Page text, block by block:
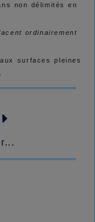
non délimités en
ordinairement
aux surfaces pleines